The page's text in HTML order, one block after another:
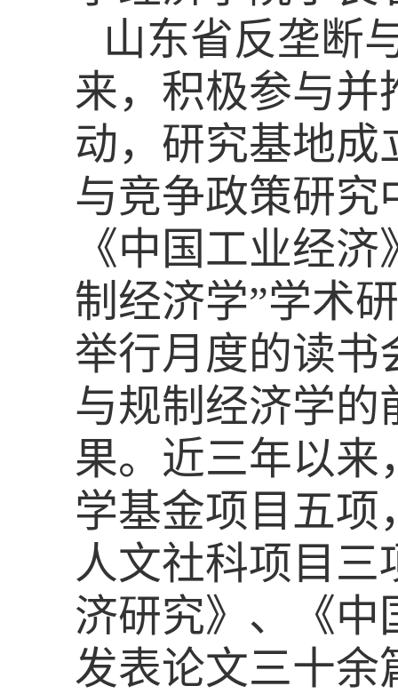
山东省反垄断
来，积极参与并
动，研究基地成
与竞争政策研究
《中国工业经
制经济学”学术
举行月度的读书
与规制经济学的
果。近三年以来
学基金项目五项
人文社科项目三
济研究》、《中
发表论文三十余